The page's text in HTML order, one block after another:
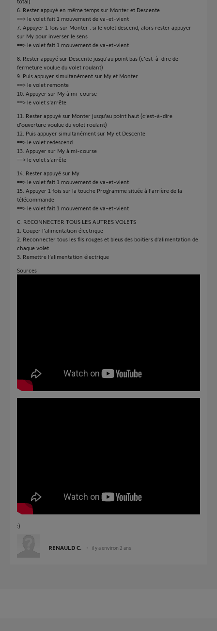
6. Rester appuyé en même temps sur Monter et Descente
==> le volet fait 1 mouvement de va-et-vient
7. Appuyer 1 fois sur Monter : si le volet descend, alors rester appuyer
sur My pour inverser le sens
==> le volet fait 1 mouvement de va-et-vient
8. Rester appuyé sur Descente jusqu’au point bas (c’est-à-dire de
fermeture voulue du volet roulant)
9. Puis appuyer simultanément sur My et Monter
==> le volet remonte
10. Appuyer sur My à mi-course
==> le volet s’arrête
11. Rester appuyé sur Monter jusqu’au point haut (c’est-à-dire
d’ouverture voulue du volet roulant)
12. Puis appuyer simultanément sur My et Descente
==> le volet redescend
13. Appuyer sur My à mi-course
==> le volet s’arrête
14. Rester appuyé sur My
==> le volet fait 1 mouvement de va-et-vient
15. Appuyer 1 fois sur la touche Programme située à l’arrière de la
télécommande
==> le volet fait 1 mouvement de va-et-vient
C. RECONNECTER TOUS LES AUTRES VOLETS
1. Couper l’alimentation électrique
2. Reconnecter tous les fils rouges et bleus des boitiers d’alimentation de
chaque volet
3. Remettre l’alimentation électrique
Sources :
:)
RENAULD C. il y a environ 2 ans